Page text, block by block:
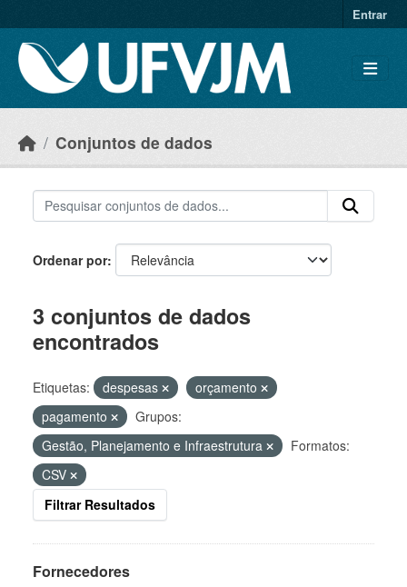
Entrar
Conjuntos de dados
Ordenar por
3 conjuntos de dados
encontrados
Etiquetas: despesas
orçamento
pagamento
Grupos:
Gestão, Planejamento e Infraestrutura
Formatos:
CSV
Filtrar Resultados
Fornecedores